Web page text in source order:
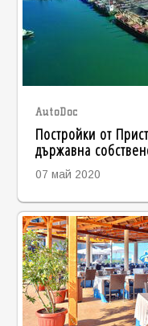
AutoDoc
Постройки от
държавна
07 май 2020